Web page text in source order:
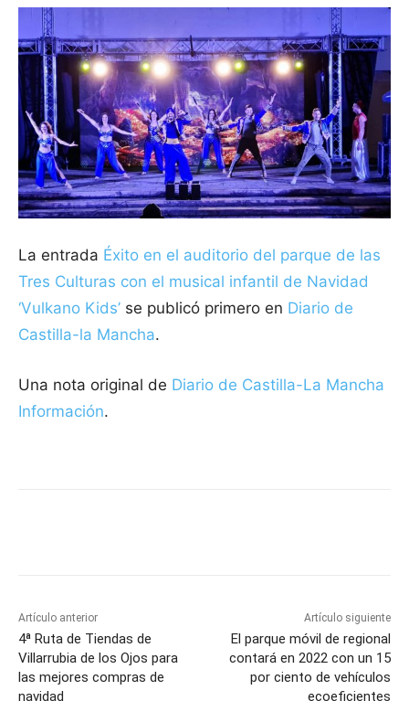
La entrada Éxito en el auditorio del parque de las
Tres Culturas con el musical infantil de Navidad
‘Vulkano Kids’ se publicó primero en Diario de
Castilla-la Mancha.
Una nota original de Diario de Castilla-La Mancha
Información.
Artículo anterior
4ª Ruta de Tiendas de
Villarrubia de los Ojos para
las mejores compras de
navidad
Artículo siguiente
El parque móvil de regional
contará en 2022 con un 15
por ciento de vehículos
ecoeficientes